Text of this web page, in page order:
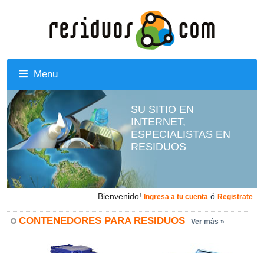
Menu
SU SITIO EN
INTERNET,
ESPECIALISTAS EN
RESIDUOS
Bienvenido! Ingresa a tu cuenta ó Registrate
CONTENEDORES PARA RESIDUOS Ver más »